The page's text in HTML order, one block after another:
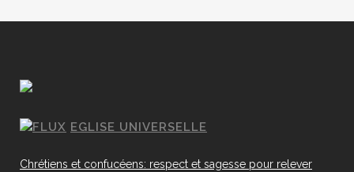
EGLISE UNIVERSELLE
Chrétiens et confucéens: respect et sagesse pour relever